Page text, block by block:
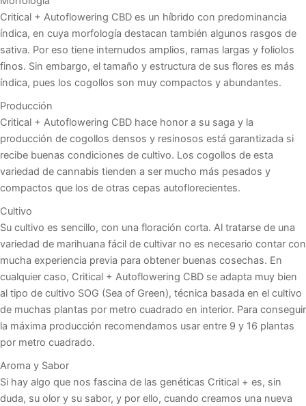
Critical + Autoflowering CBD es un híbrido con predominancia
índica, en cuya morfología destacan también algunos rasgos de
sativa. Por eso tiene internudos amplios, ramas largas y foliolos
finos. Sin embargo, el tamaño y estructura de sus flores es más
índica, pues los cogollos son muy compactos y abundantes.
Producción
Critical + Autoflowering CBD hace honor a su saga y la
producción de cogollos densos y resinosos está garantizada si
recibe buenas condiciones de cultivo. Los cogollos de esta
variedad de cannabis tienden a ser mucho más pesados y
compactos que los de otras cepas autoflorecientes.
Cultivo
Su cultivo es sencillo, con una floración corta. Al tratarse de una
variedad de marihuana fácil de cultivar no es necesario contar con
mucha experiencia previa para obtener buenas cosechas. En
cualquier caso, Critical + Autoflowering CBD se adapta muy bien
al tipo de cultivo SOG (Sea of Green), técnica basada en el cultivo
de muchas plantas por metro cuadrado en interior. Para conseguir
la máxima producción recomendamos usar entre 9 y 16 plantas
por metro cuadrado.
Aroma y Sabor
Si hay algo que nos fascina de las genéticas Critical + es, sin
duda, su olor y su sabor, y por ello, cuando creamos una nueva